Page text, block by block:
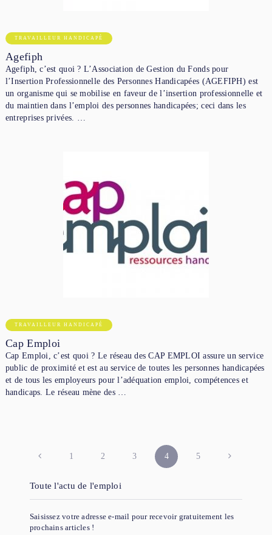
TRAVAILLEUR HANDICAPÉ
Agefiph
Agefiph, c’est quoi ? L’Association de Gestion du Fonds pour
l’Insertion Professionnelle des Personnes Handicapées (AGEFIPH) est
un organisme qui se mobilise en faveur de l’insertion professionnelle et
du maintien dans l’emploi des personnes handicapées; ceci dans les
entreprises privées. …
TRAVAILLEUR HANDICAPÉ
Cap Emploi
Cap Emploi, c’est quoi ? Le réseau des CAP EMPLOI assure un service
public de proximité et est au service de toutes les personnes handicapées
et de tous les employeurs pour l’adéquation emploi, compétences et
handicaps. Le réseau mène des …
PAGINATION
DES
PUBLICATIONS
1 2 3 4 5
Toute l'actu de l'emploi
Saisissez votre adresse e-mail pour recevoir gratuitement les
prochains articles !